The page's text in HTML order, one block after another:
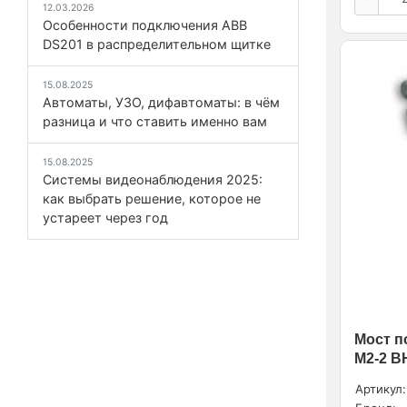
Мост
М2-2
Артикул:
- 105А (
Аксессуары для мини-
контакторов 7А - 16А (1)
Аппараты SystemePact CCB ( 1)
ВА50 (3)
ВА57-39 (1)
ВНА (
Воздушные выключатели
1)
12.03.2026
Особенности подключения ABB
DS201 в распределительном щитке
15.08.2025
Автоматы, УЗО, дифавтоматы: в чём
разница и что ставить именно вам
15.08.2025
Системы видеонаблюдения 2025:
как выбрать решение, которое не
устареет через год